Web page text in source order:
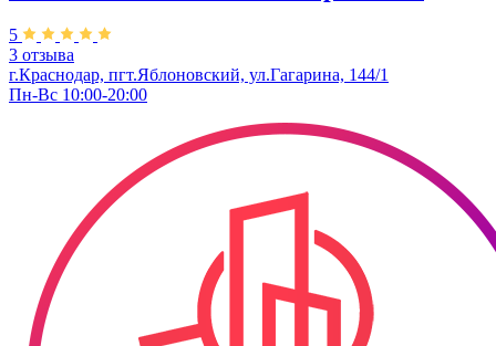
5
3 отзыва
г.Краснодар, пгт.Яблоновский, ул.Гагарина, 144/1
Пн-Вс 10:00-20:00